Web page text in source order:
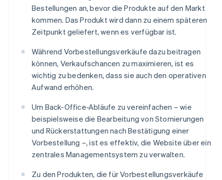
Bestellungen an, bevor die Produkte auf den Markt
kommen. Das Produkt wird dann zu einem späteren
Zeitpunkt geliefert, wenn es verfügbar ist.
Während Vorbestellungsverkäufe dazu beitragen
können, Verkaufschancen zu maximieren, ist es
wichtig zu bedenken, dass sie auch den operativen
Aufwand erhöhen.
Um Back-Office-Abläufe zu vereinfachen – wie
beispielsweise die Bearbeitung von Stornierungen
und Rückerstattungen nach Bestätigung einer
Vorbestellung –, ist es effektiv, die Website über ein
zentrales Managementsystem zu verwalten.
Zu den Produkten, die für Vorbestellungsverkäufe